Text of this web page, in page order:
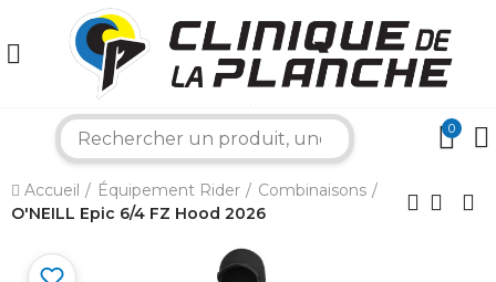
0
Accueil Équipement Rider
Combinaisons
O'NEILL Epic 6/4 FZ Hood 2026
×
Bonjour ! Je suis votre expert nautique.